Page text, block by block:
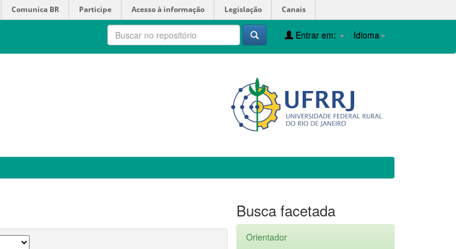
Comunica BR Participe Acesso à informação Legislação Canais
Idioma
Entrar em:
Busca facetada
Orientador